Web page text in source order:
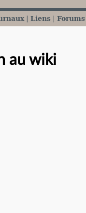
Liens Forums
au wiki